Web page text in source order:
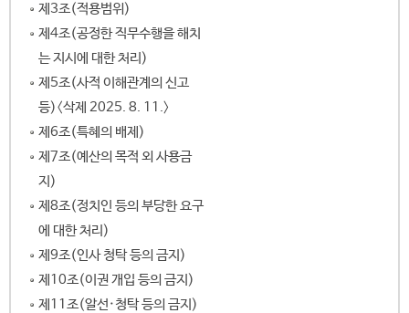
제3조(적용범위)
제4조(공정한 직무수행을 해치
는 지시에 대한 처리)
제5조(사적 이해관계의 신고
등)〈삭제 2025. 8. 11.〉
제6조(특혜의 배제)
제7조(예산의 목적 외 사용금
지)
제8조(정치인 등의 부당한 요구
에 대한 처리)
제9조(인사 청탁 등의 금지)
제10조(이권 개입 등의 금지)
제11조(알선·청탁 등의 금지)